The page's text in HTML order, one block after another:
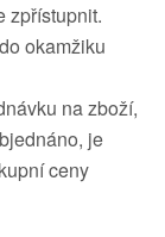
zpřístupnit.
okamžiku
na zboží,
je
ceny